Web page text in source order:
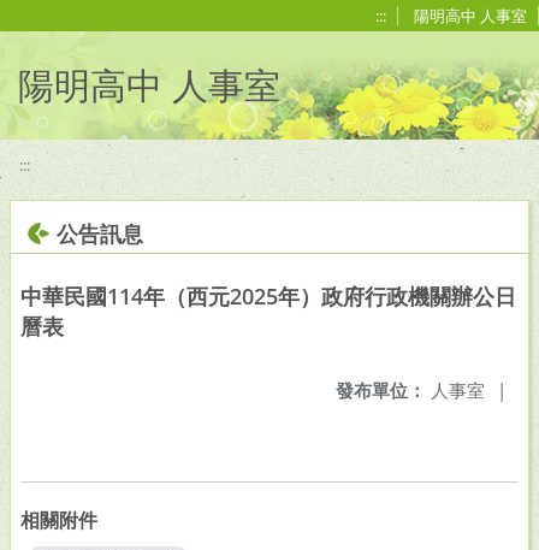
::: 陽明高中 人事室
陽明高中 人事室
:::
公告訊息
中華民國114年（西元2025年）政府行政機關辦公日
曆表
發布單位： 人事室 |
相關附件